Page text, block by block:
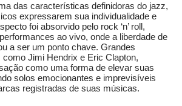
das características definidoras do jazz,
expressarem sua individualidade e
foi absorvido pelo rock ‘n’ roll,
ao vivo, onde a liberdade de
a ser um ponto chave. Grandes
Jimi Hendrix e Eric Clapton,
como uma forma de elevar suas
solos emocionantes e imprevisíveis
registradas de suas músicas.